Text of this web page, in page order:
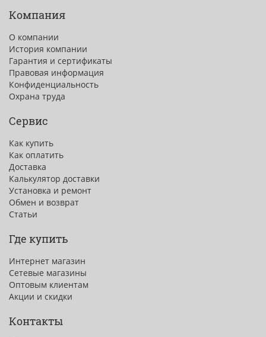
Компания
О компании
История компании
Гарантия и сертификаты
Правовая информация
Конфиденциальность
Охрана труда
Сервис
Как купить
Как оплатить
Доставка
Калькулятор доставки
Установка и ремонт
Обмен и возврат
Статьи
Где купить
Интернет магазин
Сетевые магазины
Оптовым клиентам
Акции и скидки
Контакты